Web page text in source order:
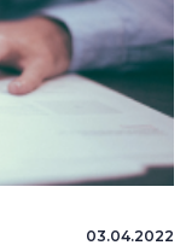
03.04.2022